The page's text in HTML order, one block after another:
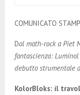
N
U
COMUNICATO
Dal math-rock a Piet
fantascienza:
debutto strumentale
KolorBloks: il